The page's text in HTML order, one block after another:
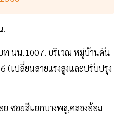
.
ท นน.1007. บริเวณ หมู่บ้านคัน
(เปลี่ยนสายแรงสูงและปรับปรุง
ย ซอยสีแยกบางพลู,คลองอ้อม